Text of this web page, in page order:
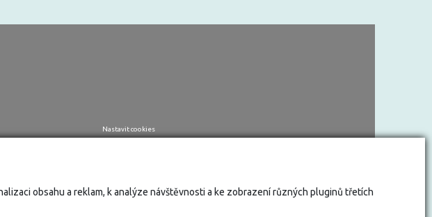
obsahu a reklam, k analýze návštěvnosti a ke zobrazení různých pluginů třetích
Nastavit cookies